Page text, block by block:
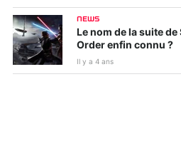
NEWS
Le nom de la suite
Order enfin connu ?
Il y a 4 ans